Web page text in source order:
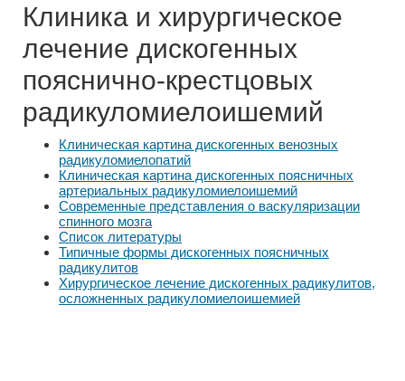
Клиника и хирургическое
лечение дискогенных
пояснично-крестцовых
радикуломиелоишемий
Клиническая картина дискогенных венозных
радикуломиелопатий
Клиническая картина дискогенных поясничных
артериальных радикуломиелоишемий
Современные представления о васкуляризации
спинного мозга
Список литературы
Типичные формы дискогенных поясничных
радикулитов
Хирургическое лечение дискогенных радикулитов,
осложненных радикуломиелоишемией